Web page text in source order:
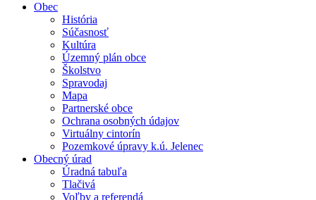
Obec
História
Súčasnosť
Kultúra
Územný plán obce
Školstvo
Spravodaj
Mapa
Partnerské obce
Ochrana osobných údajov
Virtuálny cintorín
Pozemkové úpravy k.ú. Jelenec
Obecný úrad
Úradná tabuľa
Tlačivá
Voľby a referendá